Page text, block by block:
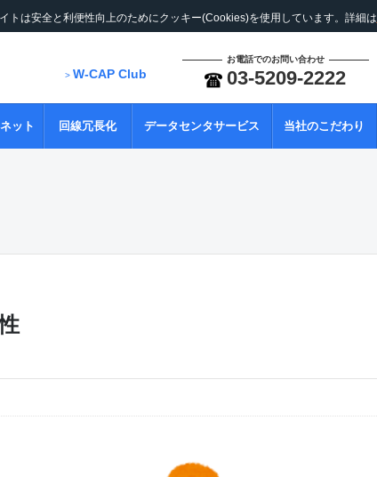
トは安全と利便性向上のためにクッキー(Cookies)を使用しています。詳細は
お電話でのお問い合わせ
03-5209-2222
> W-CAP Club
ット 回線冗長化 データセンタサービス 当社のこだわり